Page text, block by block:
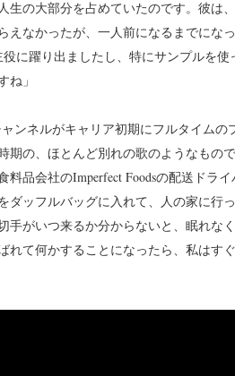
生の大部分を占めていたのです。彼は
えなかったが、一人前になるまでにな
に躍り出ましたし、特にサンプルを
ね」
ャンネルがキャリア初期にフルタイム
期の、ほとんど別れの歌のようなもの
品会社のImperfect Foodsの配送ドラ
ダッフルバッグに入れて、人の家に行
手がいつ来るか分からないと、眠れな
れて何かすることになったら、私はす